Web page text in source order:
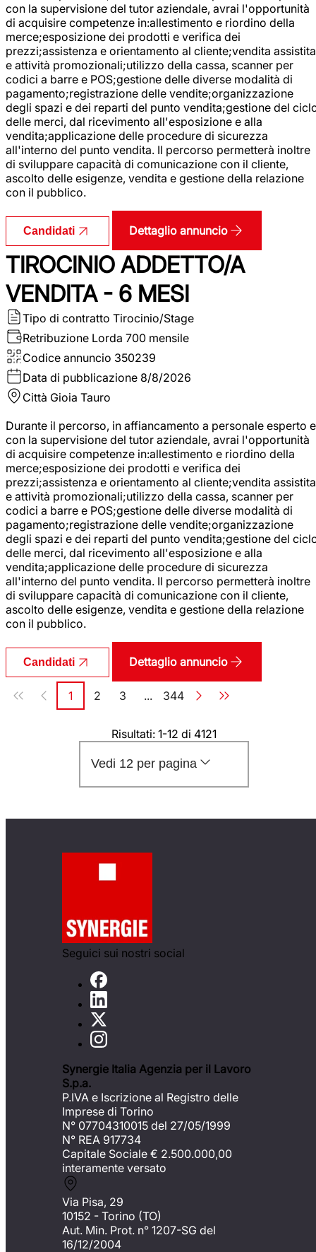
con la supervisione del tutor aziendale, avrai l'opportunità
di acquisire competenze in:allestimento e riordino della
merce;esposizione dei prodotti e verifica dei
prezzi;assistenza e orientamento al cliente;vendita assistita
e attività promozionali;utilizzo della cassa, scanner per
codici a barre e POS;gestione delle diverse modalità di
pagamento;registrazione delle vendite;organizzazione
degli spazi e dei reparti del punto vendita;gestione del
delle merci, dal ricevimento all'esposizione e alla
vendita;applicazione delle procedure di sicurezza
all'interno del punto vendita. Il percorso permetterà inoltre
di sviluppare capacità di comunicazione con il cliente,
ascolto delle esigenze, vendita e gestione della relazione
con il pubblico.
Candidati Dettaglio annuncio
TIROCINIO ADDETTO/A
VENDITA - 6 MESI
Tipo di contratto Tirocinio/Stage
Retribuzione Lorda 700 mensile
Codice annuncio 350239
Data di pubblicazione 8/8/2026
Città Gioia Tauro
Durante il percorso, in affiancamento a personale esperto e
con la supervisione del tutor aziendale, avrai l'opportunità
di acquisire competenze in:allestimento e riordino della
merce;esposizione dei prodotti e verifica dei
prezzi;assistenza e orientamento al cliente;vendita assistita
e attività promozionali;utilizzo della cassa, scanner per
codici a barre e POS;gestione delle diverse modalità di
pagamento;registrazione delle vendite;organizzazione
degli spazi e dei reparti del punto vendita;gestione del
delle merci, dal ricevimento all'esposizione e alla
vendita;applicazione delle procedure di sicurezza
all'interno del punto vendita. Il percorso permetterà inoltre
di sviluppare capacità di comunicazione con il cliente,
ascolto delle esigenze, vendita e gestione della relazione
con il pubblico.
Candidati Dettaglio annuncio
Paginazione
Pagina
1 Pagina
2 Pagina
3 ... Pagina
344
Risultati: 1-12 di 4121
Vedi 12 per pagina
Seguici sui nostri social
Synergie Italia Agenzia per il Lavoro
S.p.a.
P.IVA e Iscrizione al Registro delle
Imprese di Torino
N° 07704310015 del 27/05/1999
N° REA 917734
Capitale Sociale € 2.500.000,00
interamente versato
Via Pisa, 29
10152 - Torino (TO)
Aut. Min. Prot. n° 1207-SG del
16/12/2004